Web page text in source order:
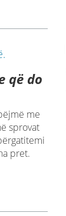
që do
me
sprovat
pret.